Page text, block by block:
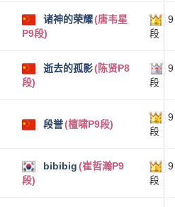
诸神的荣耀(唐韦星
P9段)
9
段
逝去的孤影(陈贤P8
段)
9
段
段誉(檀啸P9段)
9
段
bibibig(崔哲瀚P9
段)
9
段